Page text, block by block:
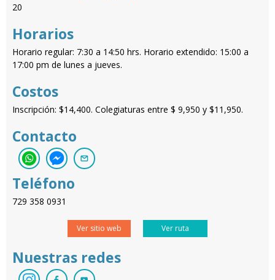
20
Horarios
Horario regular: 7:30 a 14:50 hrs. Horario extendido: 15:00 a
17:00 pm de lunes a jueves.
Costos
Inscripción: $14,400. Colegiaturas entre $ 9,950 y $11,950.
Contacto
Teléfono
729 358 0931
Ver sitio web Ver ruta
Nuestras redes